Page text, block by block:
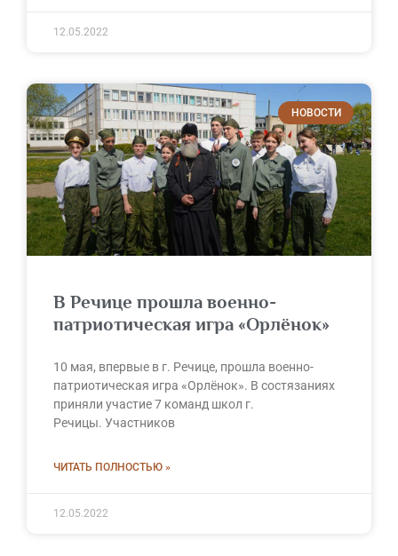
12.05.2022
НОВОСТИ
В Речице прошла военно-
патриотическая игра «Орлёнок»
10 мая, впервые в г. Речице, прошла военно-
патриотическая игра «Орлёнок». В состязаниях
приняли участие 7 команд школ г.
Речицы. Участников
ЧИТАТЬ ПОЛНОСТЬЮ »
12.05.2022